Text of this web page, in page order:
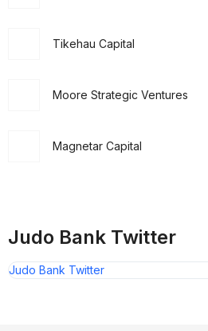
Tikehau Capital
Moore Strategic Ventures
Magnetar Capital
Judo Bank Twitter
Judo Bank Twitter